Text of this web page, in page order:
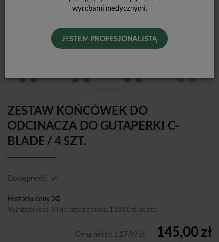
wyrobami medycznymi.
JESTEM PROFESJONALISTĄ
ZESTAW KOŃCÓWEK DO
ODCINACZA DO GUTAPERKI C-
BLADE / 4 SZT.
Dostępność:
Historia ceny
Najniższa cena 30 dni przed zmianą: 138,00 zł brutto
Cena netto: 117,89 zł 145,00 zł